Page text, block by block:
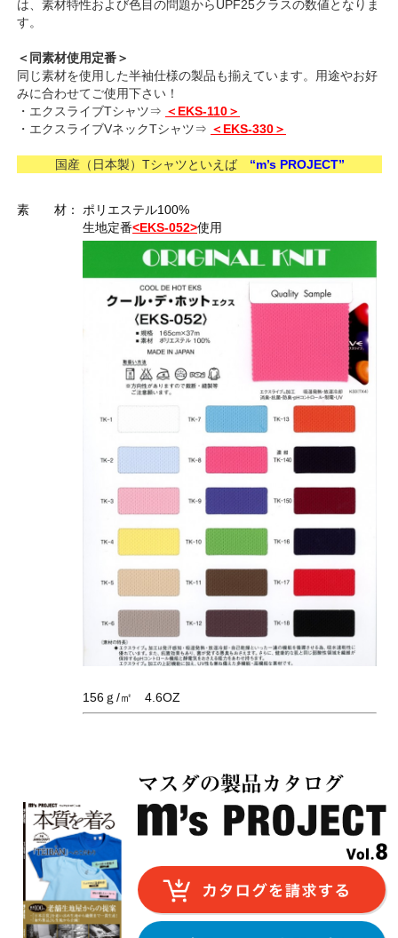
は、素材特性および色目の問題からUPF25クラスの数値となりま
す。
＜同素材使用定番＞
同じ素材を使用した半袖仕様の製品も揃えています。用途やお好
みに合わせてご使用下さい！
・エクスライブTシャツ⇒ ＜EKS-110＞
・エクスライブVネックTシャツ⇒ ＜EKS-330＞
国産（日本製）Tシャツといえば “m’s PROJECT”
素 材：
ポリエステル100%
生地定番<EKS-052>使用
156ｇ/㎡ 4.6OZ